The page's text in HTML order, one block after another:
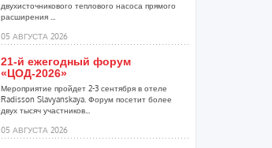
двухисточникового теплового насоса прямого
расширения ...
05 АВГУСТА 2026
21-й ежегодный форум
«ЦОД-2026»
Мероприятие пройдет 2-3 сентября в отеле
Radisson Slavyanskaya. Форум посетит более
двух тысяч участников...
05 АВГУСТА 2026